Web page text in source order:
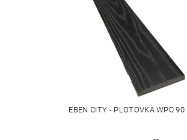
EBEN CITY - PLOTOVKA WPC 90